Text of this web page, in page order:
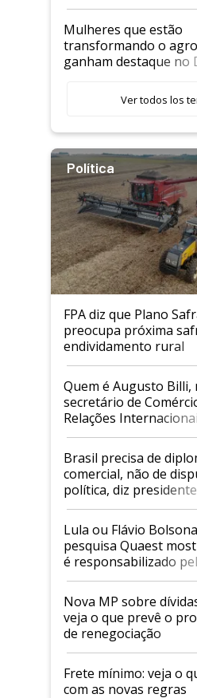
Mulheres que estão
transformando o
ganham destaque no
Ver todos los
Política
FPA diz que Plano
preocupa próxima
endividamento rural
Quem é Augusto Billi,
secretário de
Relações
Mapa
Brasil precisa de
comercial, não de
política, diz
Faesp
Lula ou Flávio
pesquisa Quaest
é responsabilizado
tarifaço dos EUA
Nova MP sobre
veja o que prevê o
de renegociação
Frete mínimo: veja o
com as novas regras